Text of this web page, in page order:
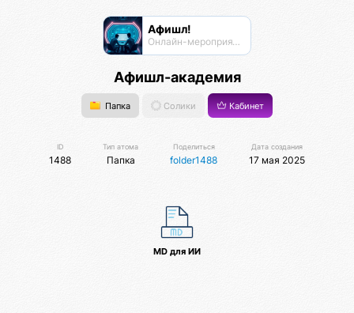
Афишл!
Онлайн-мероприятия Афиста Лаб
Афишл-академия
Папка Солики Кабинет
ID
1488
Тип атома
Папка
Поделиться
folder1488
Дата создания
17 мая 2025
MD для ИИ